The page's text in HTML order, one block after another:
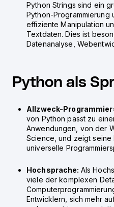
Python Strings sind ein
Python-Programmierung
effiziente Manipulation
Textdaten. Dies ist
Datenanalyse,
Python als
Allzweck-
von Python passt zu
Anwendungen, von der
Science, und zeigt seine
universelle
Hochsprache: Als
viele der komplexen
Entwicklern, sich mehr